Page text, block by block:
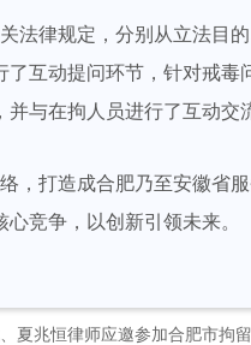
律规定，分别从立法目
互动提问环节，针对戒
与在拘人员进行了互动交
打造成合肥乃至安徽省
竞争，以创新引领未来。
夏兆恒律师应邀参加合肥市拘